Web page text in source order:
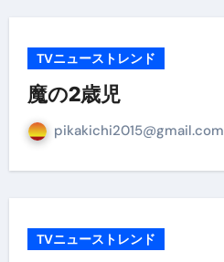
TVニューストレンド
魔の2歳児
pikakichi2015@gmail.com
TVニューストレンド